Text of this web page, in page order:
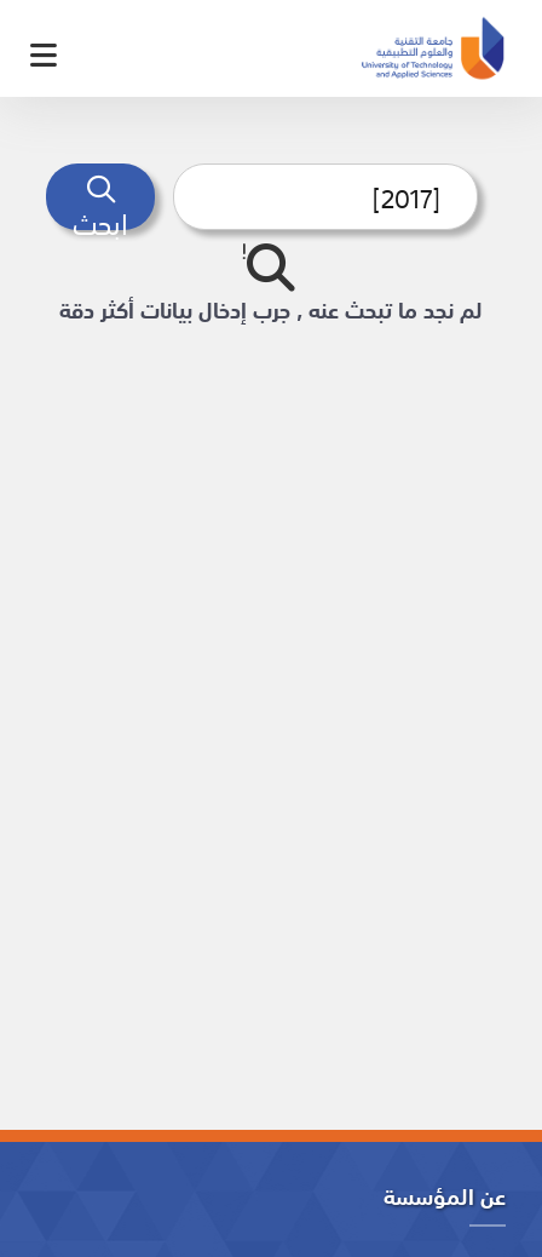
ابحث
لم نجد ما تبحث عنه , جرب إدخال بيانات أكثر دقة
عن المؤسسة